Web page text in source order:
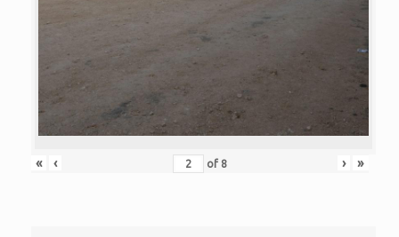
« ‹ of 8 › »